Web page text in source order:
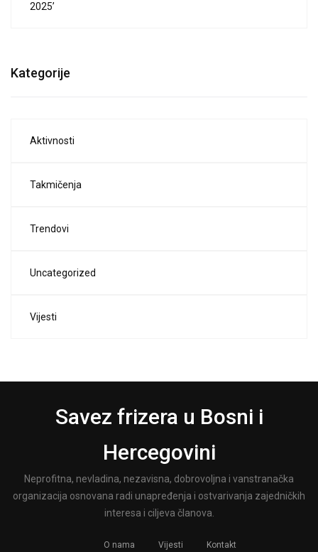
2025’
Kategorije
Aktivnosti
Takmičenja
Trendovi
Uncategorized
Vijesti
Savez frizera u Bosni i
Hercegovini
Neprofitna, nevladina, nezavisna, dobrovoljna i vanstranačka
organizacija osnovana radi unapređenja i ostvarivanja zajedničkih
interesa i ciljeva članova.
O nama Vijesti Kontakt